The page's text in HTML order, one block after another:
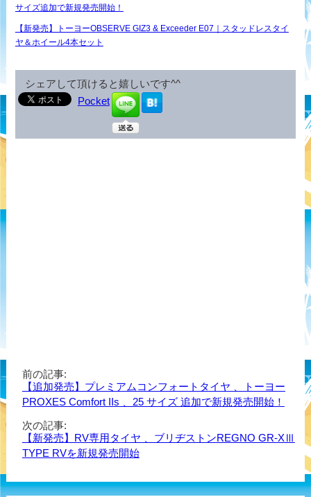
サイズ追加で新規発売開始！
【新発売】トーヨーOBSERVE GIZ3 & Exceeder E07｜スタッドレスタイ
ヤ＆ホイール4本セット
シェアして頂けると嬉しいです^^
Pocket
前の記事:
【追加発売】プレミアムコンフォートタイヤ 、トーヨー
PROXES Comfort IIs 、25 サイズ 追加で新規発売開始！
次の記事:
【新発売】RV専用タイヤ 、ブリヂストンREGNO GR-XⅢ
TYPE RVを新規発売開始